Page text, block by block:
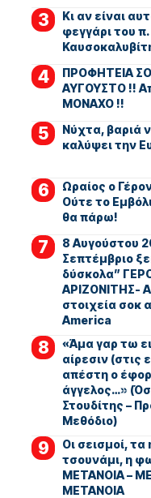
Κι αν είναι
φεγγάρι του
ΠΡΟΦΗΤΕΙΑ
ΑΥΓΟΥΣΤΟ !!
ΜΟΝΑΧΟ !!
Νύχτα, βαριά
καλύψει την
Ωραίος ο
Ούτε το
θα πάρω!
8 Αυγούστου
Σεπτέμβριο
δύσκολα”
ΑΡΙΖΟΝΙΤΗΣ-
στοιχεία σοκ
America
«Άμα γαρ τω
αίρεσιν (στις
απέστη ο
άγγελος…»
Στουδίτης –
Μεθόδιο)
Οι σεισμοί,
τσουνάμι, η
ΜΕΤΑΝΟΙΑ –
ΜΕΤΑΝΟΙΑ